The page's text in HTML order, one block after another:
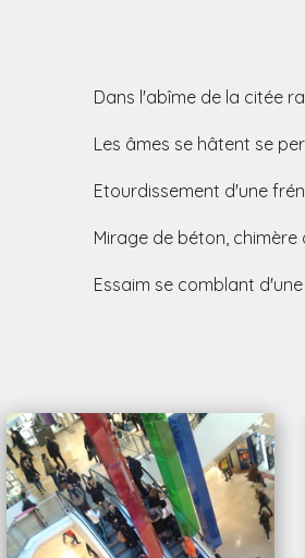
l'abîme de la citée
âmes se hâtent se
d'une
de béton, chimère
se comblant d'une